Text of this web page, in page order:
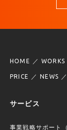
HOME WORKS
PRICE NEWS
サービス
事業戦略サポート